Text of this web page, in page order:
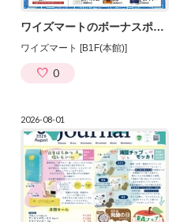
ワイズマートのボーナスポイント商品！
ワイズマート [B1F(本館)]
0
2026-08-01